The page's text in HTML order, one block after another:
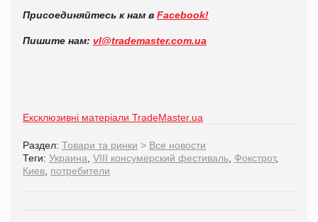
Присоединяйтесь к нам в Facebook!
Пишите нам: vl@trademaster.com.ua
Ексклюзивні матеріали TradeMaster.ua
Раздел: Товари та ринки > Все новости
Теги: Украина VIII консумерский фестиваль Фокстрот,
Киев потребители